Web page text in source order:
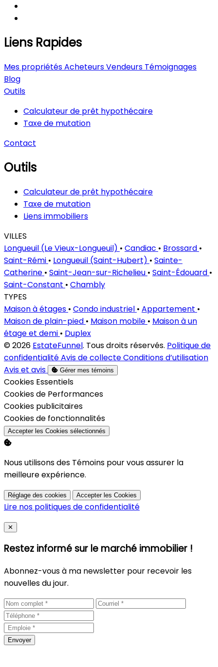
Liens Rapides
Mes propriétésAcheteursVendeurs Témoignages
Blog
Outils
Calculateur de prêt hypothécaire
Taxe de mutation
Contact
Outils
Calculateur de prêt hypothécaire
Taxe de mutation
Liens immobiliers
VILLES
Longueuil (Le Vieux-Longueuil) • Candiac • Brossard •
Saint-Rémi • Longueuil (Saint-Hubert) • Sainte-
Catherine • Saint-Jean-sur-Richelieu • Saint-Édouard •
Saint-Constant • Chambly
TYPES
Maison à étages • Condo industriel • Appartement •
Maison de plain-pied • Maison mobile • Maison à un
étage et demi • Duplex
© 2026 EstateFunnel. Tous droits réservés. Politique de
confidentialitéAvis de collecteConditions d’utilisation
Avis et avis
Gérer mes témoins
Activer
Cookies Essentiels
Activer
Cookies de Performances
Activer
Cookies publicitaires
Activer
Cookies de fonctionnalités
Accepter les Cookies sélectionnés
Nous utilisons des Témoins pour vous assurer la
meilleure expérience.
Réglage des cookies Accepter les Cookies
Lire nos politiques de confidentialité
Close
✕
Restez informé sur le marché immobilier !
Abonnez-vous à ma newsletter pour recevoir les
nouvelles du jour.
Envoyer